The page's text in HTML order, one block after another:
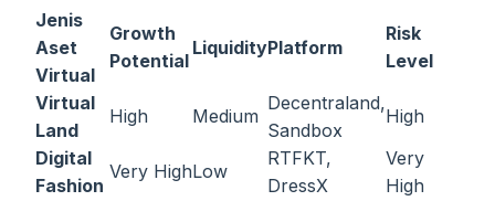
Jenis
Aset
Virtual
Growth
Potential
LiquidityPlatform
Risk
Level
Virtual
Land
High Medium
Decentraland,
Sandbox
High
Digital
Fashion
Very HighLow
RTFKT,
DressX
Very
High